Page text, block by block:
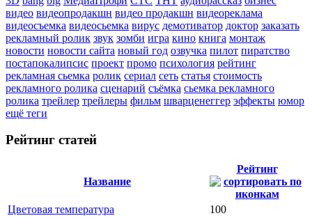
видео видеопродакшн видео продакшн видеореклама
видеосъемка видеосьемка вирус демотиватор доктор заказать
рекламный ролик звук зомби игра кино книга монтаж
новости новости сайта новый год озвучка пилот пиратство
постапокалипсис проект промо психология рейтинг
рекламная сьемка ролик сериал сеть статья стоимость
рекламного ролика сценарий съёмка сьемка рекламного
ролика трейлер трейлеры фильм шварценеггер эффекты юмор
ещё теги
Рейтинг статей
Название
Рейтинг
Цветовая температура
100